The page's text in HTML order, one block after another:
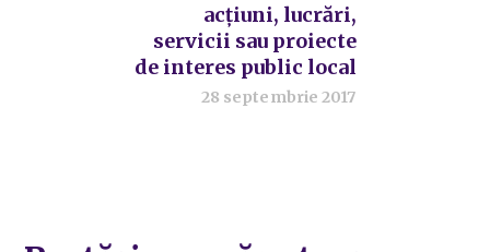
acțiuni, lucrări,
servicii sau proiecte
de interes public local
28 septembrie 2017